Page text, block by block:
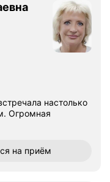
настолько
Огромная
на приём